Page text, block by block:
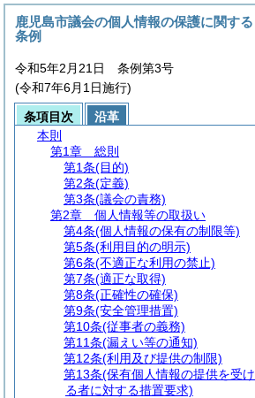
鹿児島市議会の個人情報の保護に関する
条例
令和5年2月21日 条例第3号
(令和7年6月1日施行)
条項目次
沿革
本則
第1章
総則
第1条(目的)
第2条(定義)
第3条(議会の責務)
第2章
個人情報等の取扱い
第4条(個人情報の保有の制限等)
第5条(利用目的の明示)
第6条(不適正な利用の禁止)
第7条(適正な取得)
第8条(正確性の確保)
第9条(安全管理措置)
第10条(従事者の義務)
第11条(漏えい等の通知)
第12条(利用及び提供の制限)
第13条(保有個人情報の提供を受け
る者に対する措置要求)